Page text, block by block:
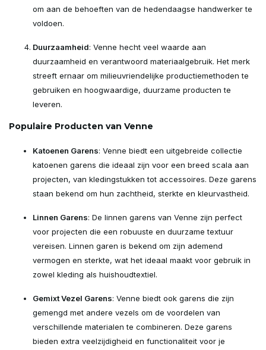
om aan de behoeften van de hedendaagse handwerker te
voldoen.
Duurzaamheid: Venne hecht veel waarde aan
duurzaamheid en verantwoord materiaalgebruik. Het merk
streeft ernaar om milieuvriendelijke productiemethoden te
gebruiken en hoogwaardige, duurzame producten te
leveren.
Populaire Producten van Venne
Katoenen Garens: Venne biedt een uitgebreide collectie
katoenen garens die ideaal zijn voor een breed scala aan
projecten, van kledingstukken tot accessoires. Deze garens
staan bekend om hun zachtheid, sterkte en kleurvastheid.
Linnen Garens: De linnen garens van Venne zijn perfect
voor projecten die een robuuste en duurzame textuur
vereisen. Linnen garen is bekend om zijn ademend
vermogen en sterkte, wat het ideaal maakt voor gebruik in
zowel kleding als huishoudtextiel.
Gemixt Vezel Garens: Venne biedt ook garens die zijn
gemengd met andere vezels om de voordelen van
verschillende materialen te combineren. Deze garens
bieden extra veelzijdigheid en functionaliteit voor je